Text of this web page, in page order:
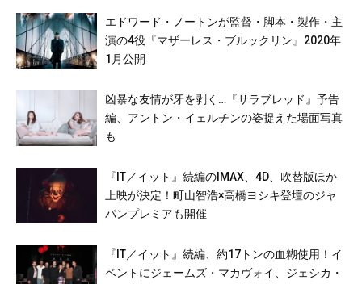
エドワード・ノートンが監督・脚本・製作・主
演の4役『マザーレス・ブルックリン』2020年
1月公開
凶暴な友情が牙を剥く…『サラブレッド』予告
編、アントン・イェルチンの姿捉えた場面写真
も
『IT／イット』続編のIMAX、4D、吹替版ほか
上映が決定！町山智浩×高橋ヨシキ登壇のジャ
パンプレミアも開催
『IT／イット』続編、約17トンの血糊使用！イ
ベントにジェームズ・マカヴォイ、ジェシカ・